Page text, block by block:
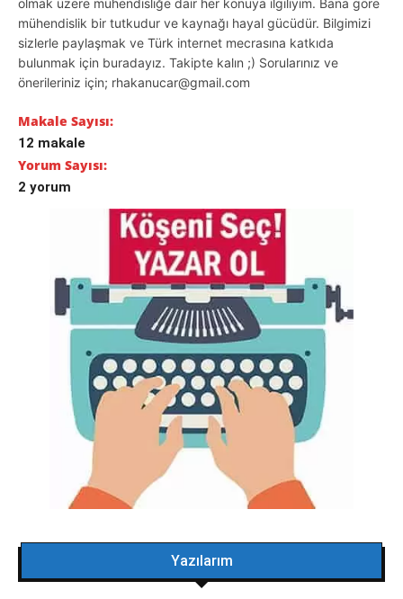
olmak üzere mühendisliğe dair her konuya ilgiliyim. Bana göre
mühendislik bir tutkudur ve kaynağı hayal gücüdür. Bilgimizi
sizlerle paylaşmak ve Türk internet mecrasına katkıda
bulunmak için buradayız. Takipte kalın ;) Sorularınız ve
önerileriniz için; rhakanucar@gmail.com
Makale Sayısı:
12 makale
Yorum Sayısı:
2 yorum
Yazılarım